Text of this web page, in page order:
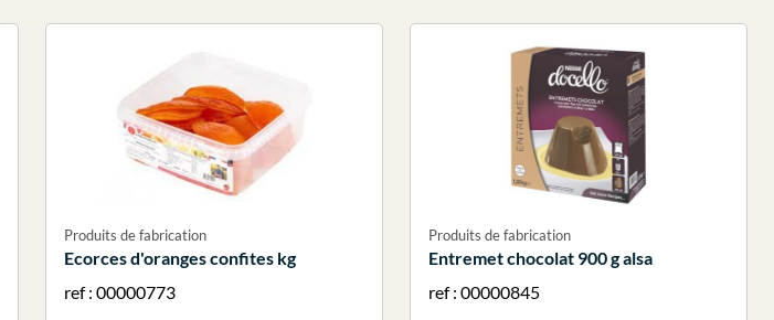
Produits de fabrication
Ecorces d'oranges confites kg
ref : 00000773
Produits de fabrication
Entremet chocolat 900 g alsa
ref : 00000845